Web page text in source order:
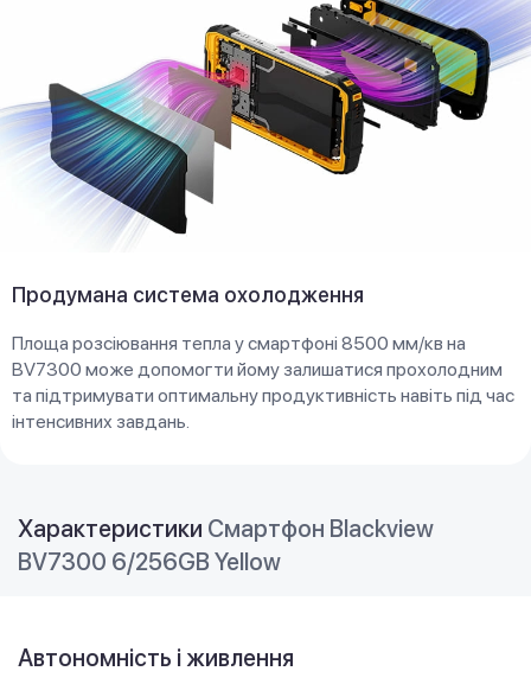
Продумана система охолодження
Площа розсіювання тепла у смартфоні 8500 мм/кв на
BV7300 може допомогти йому залишатися прохолодним
та підтримувати оптимальну продуктивність навіть під час
інтенсивних завдань.
Характеристики Смартфон Blackview
BV7300 6/256GB Yellow
Автономність і живлення